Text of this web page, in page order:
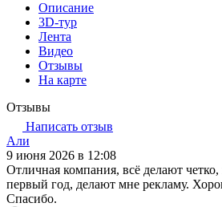
Описание
3D-тур
Лента
Видео
Отзывы
На карте
Отзывы
Написать отзыв
Али
9 июня 2026 в 12:08
Отличная компания, всё делают
первый год, делают мне рекламу.
Спасибо.